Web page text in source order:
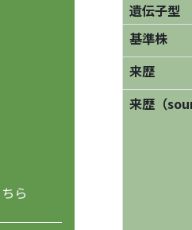
ら
遺伝子型
基準株
来歴
来歴（